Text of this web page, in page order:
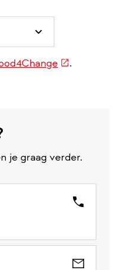
(externe
.
je graag verder.